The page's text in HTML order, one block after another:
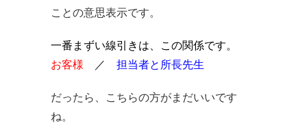
ことの意思表示です。
一番まずい線引きは、この関係です。
お客様
／ 担当者と所長先生
だったら、こちらの方がまだいいです
ね。